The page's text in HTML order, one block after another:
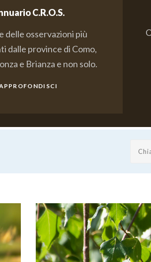
C.R.O.S.
delle osservazioni più
dalle province di Como,
e Brianza e non solo.